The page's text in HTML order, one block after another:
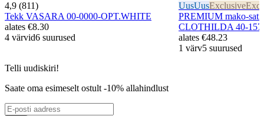
4,9 (811)
Tekk VASARA 00-0000-OPT.WHITE
alates €8.30
4 värvid6 suurused
UusUusExclusive
PREMIUM mako-
CLOTHILDA 40-
alates €48.23
1 värv5 suurused
Telli uudiskiri!
Saate oma esimeselt ostult -10% allahindlust